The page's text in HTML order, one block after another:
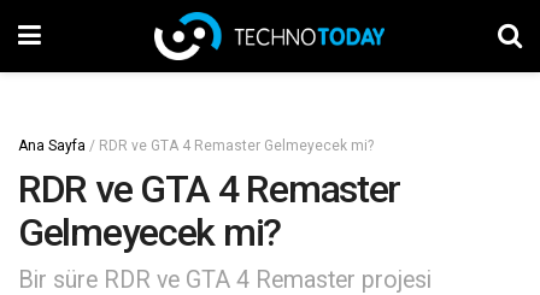
Ana Sayfa / RDR ve GTA 4 Remaster Gelmeyecek mi?
RDR ve GTA 4 Remaster
Gelmeyecek mi?
Bir süre RDR ve GTA 4 Remaster projesi